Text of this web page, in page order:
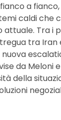
a
caldi che
Tra i
tra Iran
da Meloni
della